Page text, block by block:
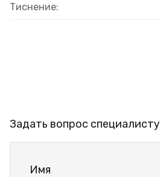
Тиснение:
Задать вопрос специалисту
Имя